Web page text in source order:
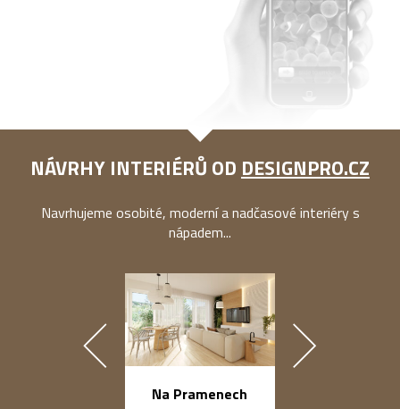
NÁVRHY INTERIÉRŮ OD DESIGNPRO.CZ
Navrhujeme osobité, moderní a nadčasové interiéry s
nápadem...
Na Pramenech